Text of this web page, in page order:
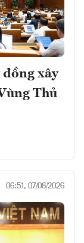
xây
Thủ
06:51, 07/08/2026